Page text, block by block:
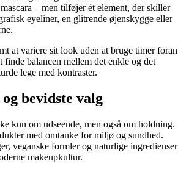
– men tilføjer ét element, der skiller
eyeliner, en glitrende øjenskygge eller
at variere sit look uden at bruge timer foran
finde balancen mellem det enkle og det
lege med kontraster.
bevidste valg
kun om udseende, men også om holdning.
med omtanke for miljø og sundhed.
veganske formler og naturlige ingredienser
makeupkultur.